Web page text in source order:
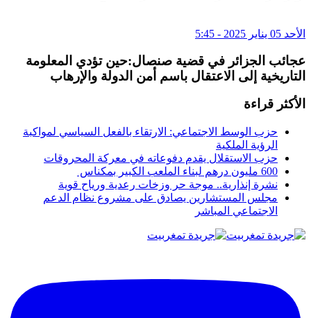
الأحد 05 يناير 2025 - 5:45
عجائب الجزائر في قضية صنصال:حين تؤدي المعلومة
التاريخية إلى الاعتقال باسم أمن الدولة والإرهاب
الأكثر قراءة
حزب الوسط الاجتماعي: الارتقاء بالفعل السياسي لمواكبة
الرؤية الملكية
حزب الاستقلال يقدم دفوعاته في معركة المحروقات
600 مليون درهم لبناء الملعب الكبير بمكناس
نشرة إنذارية.. موجة حر وزخات رعدية ورياح قوية
مجلس المستشارين يصادق على مشروع نظام الدعم
الاجتماعي المباشر